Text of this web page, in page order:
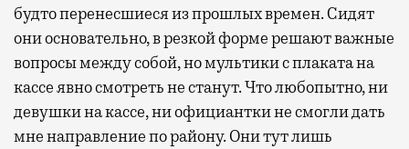
будто перенесшиеся из прошлых времен. Сидят
они основательно, в резкой форме решают важные
вопросы между собой, но мультики с плаката на
кассе явно смотреть не станут. Что любопытно, ни
девушки на кассе, ни официантки не смогли дать
мне направление по району. Они тут лишь